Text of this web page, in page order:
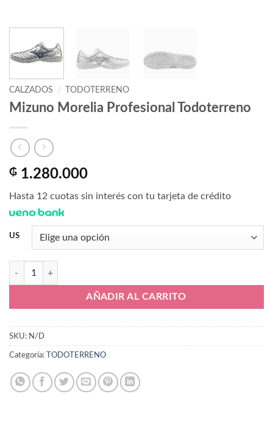
CALZADOS / TODOTERRENO
Mizuno Morelia Profesional Todoterreno
₲ 1.280.000
Hasta 12 cuotas sin interés con tu tarjeta de crédito
US
Mizuno Morelia Profesional Todoterreno cantidad
AÑADIR AL CARRITO
SKU: N/D
Categoría: TODOTERRENO